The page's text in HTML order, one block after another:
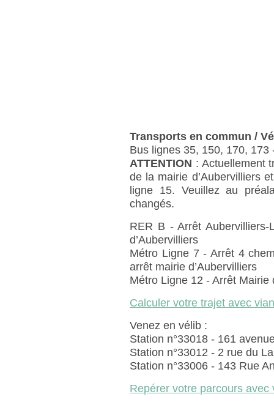
Transports en commun /
Bus lignes 35, 150, 170, 173
ATTENTION : Actuellement
de la mairie d’Aubervilliers
ligne 15. Veuillez au
changés.
RER B - Arrêt
d’Aubervilliers
Métro Ligne 7 - Arrêt 4
arrêt mairie d’Aubervilliers
Métro Ligne 12 - Arrêt Mairie
Calculer votre trajet avec
Venez en vélib :
Station n°33018 - 161
Station n°33012 - 2 rue du
Station n°33006 - 143 Rue
Repérer votre parcours avec